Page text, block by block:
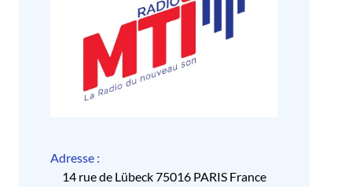
Adresse :
14 rue de Lübeck 75016 PARIS France